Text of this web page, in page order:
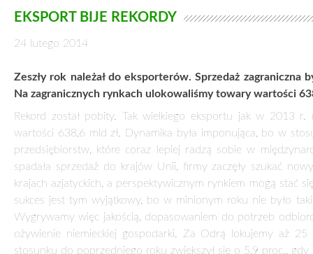
Główni odbiorcy – Niemcy, Wielka Brytania, Czechy
Zaskakiwać mogą obroty z naszym południowym
samochodów. Ale to nie oznacza, że zalewamy nimi ten
że wielkość sprzedaży do Czech utrzyma się na
rynek. Duży wpływ na wielkość obrotów handlowych ma
Teraz z powodu afrykańskiego pomoru świń (ogniska tej
Embargo to oznacza dla naszych firm ogromne straty.
tu 25 proc. zagranicznej sprzedaży. W 2013 r.
handlowymi są Francja (35 mld zł), Ukraina (18 mld zł) oraz
Litwę. W ciągu trzech lat zwiększyła się o 63 proc. Litwini
jest struktura naszego eksportu. Według NBP 50
daliśmy się tak na tym polu zmonopolizować jak Węgry
załamaniem sprzedaży, gdy wiodąca branża przeżywa